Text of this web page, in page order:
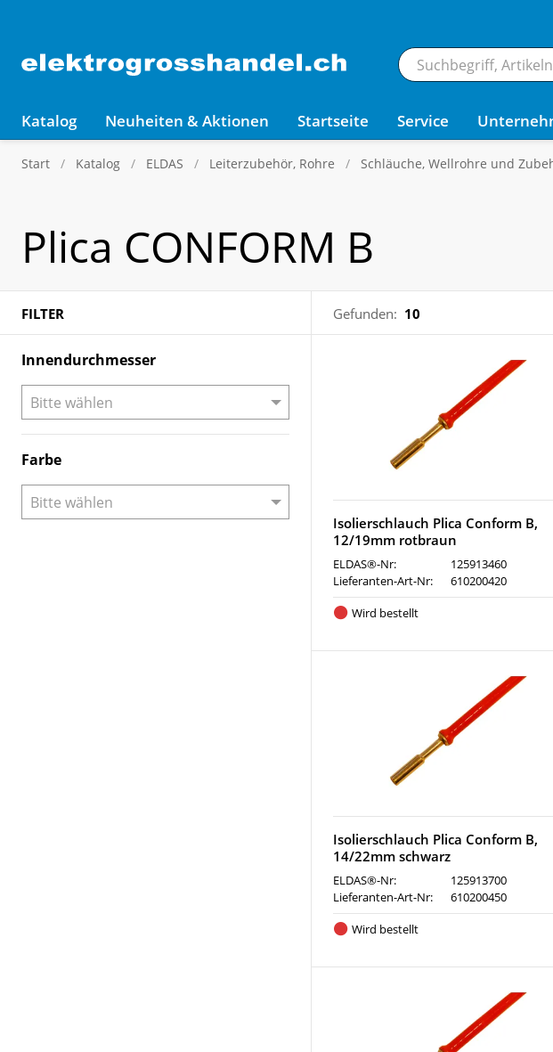
Katalog Neuheiten & Aktionen Startseite Service
Start Katalog ELDAS Leiterzubehör, Rohre Schläuche, Wellrohre und
Plica CONFORM B
FILTER Gefunden: 10
Innendurchmesser
Farbe
Isolierschlauch Plica Conform B,
12/19mm rotbraun
ELDAS®-Nr:
125913460
Lieferanten-Art-Nr:
610200420
Wird bestellt
Isolierschlauch Plica Conform B,
14/22mm schwarz
ELDAS®-Nr:
125913700
Lieferanten-Art-Nr:
610200450
Wird bestellt